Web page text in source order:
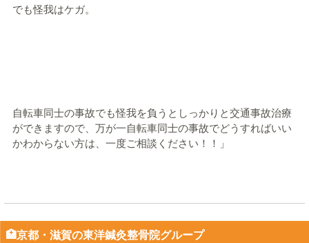
でも怪我はケガ。
自転車同士の事故でも怪我を負うとしっかりと交通事故治療
ができますので、万が一自転車同士の事故でどうすればいい
かわからない方は、一度ご相談ください！！」
🏥京都・滋賀の東洋鍼灸整骨院グループ